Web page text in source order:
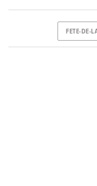
FETE-DE-